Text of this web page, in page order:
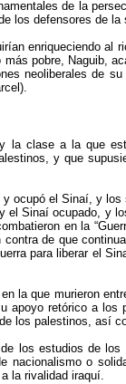
de la
los defensores de
enriqueciendo al
pobre, Naguib,
neoliberales de
la clase a la que
y que
ocupó el Sinaí, y
el Sinaí ocupado, y
en la
de que
para liberar el
la que murieron
apoyo retórico a los
los palestinos, así
los estudios de
nacionalismo o
la rivalidad iraquí.